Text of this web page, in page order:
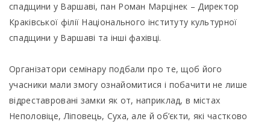
спадщини у Варшаві, пан Роман Марцінек – Директор
Краківської філії Національного інституту культурної
спадщини у Варшаві та інші фахівці.
Організатори семінару подбали про те, щоб його
учасники мали змогу ознайомитися і побачити не лише
відреставровані замки як от, наприклад, в містах
Неполовіце, Ліповець, Суха, але й об’єкти, які частково